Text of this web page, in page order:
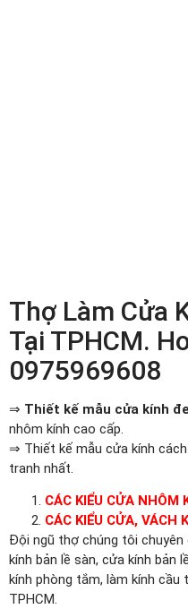
Thợ Làm Cửa
Tại TPHCM.
0975969608
⇒ Thiết kế mẫu cửa kính
nhôm kính cao cấp.
⇒ Thiết kế mẫu cửa kính
tranh nhất.
CÁC KIỂU CỬA NHÔM
CÁC KIỂU CỬA, VÁCH
Đội ngũ thợ chúng tôi
kính bản lề sàn, cửa kính bản
kính phòng tắm, làm kính cầu
TPHCM.